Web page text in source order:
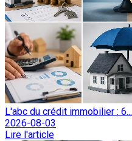
L'abc du crédit immobilier : 6...
2026-08-03
Lire l'article